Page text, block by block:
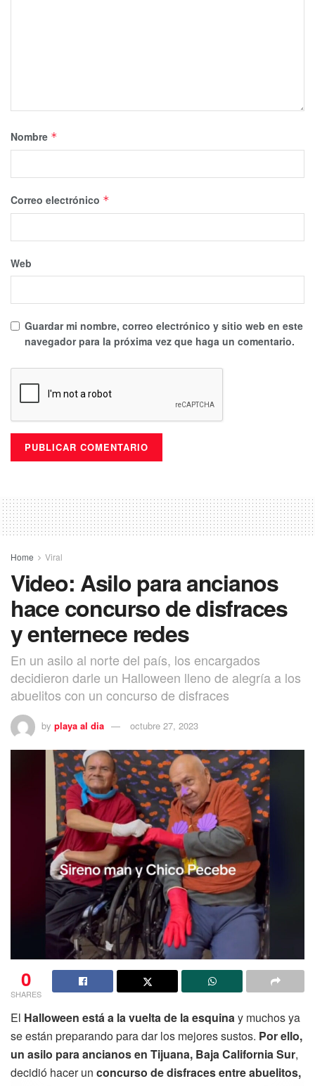
Nombre *
Correo electrónico *
Web
Guardar mi nombre, correo electrónico y sitio web en este
navegador para la próxima vez que haga un comentario.
Home Viral
Video: Asilo para ancianos
hace concurso de disfraces
y enternece redes
En un asilo al norte del país, los encargados
decidieron darle un Halloween lleno de alegría a los
abuelitos con un concurso de disfraces
by playa al dia octubre 27, 2023
0
SHARES
El Halloween está a la vuelta de la esquinay muchos ya
se están preparando para dar los mejores sustos. Por ello,
un asilo para ancianos en Tijuana, Baja California Sur,
decidió hacer un concurso de disfraces entre abuelitos,